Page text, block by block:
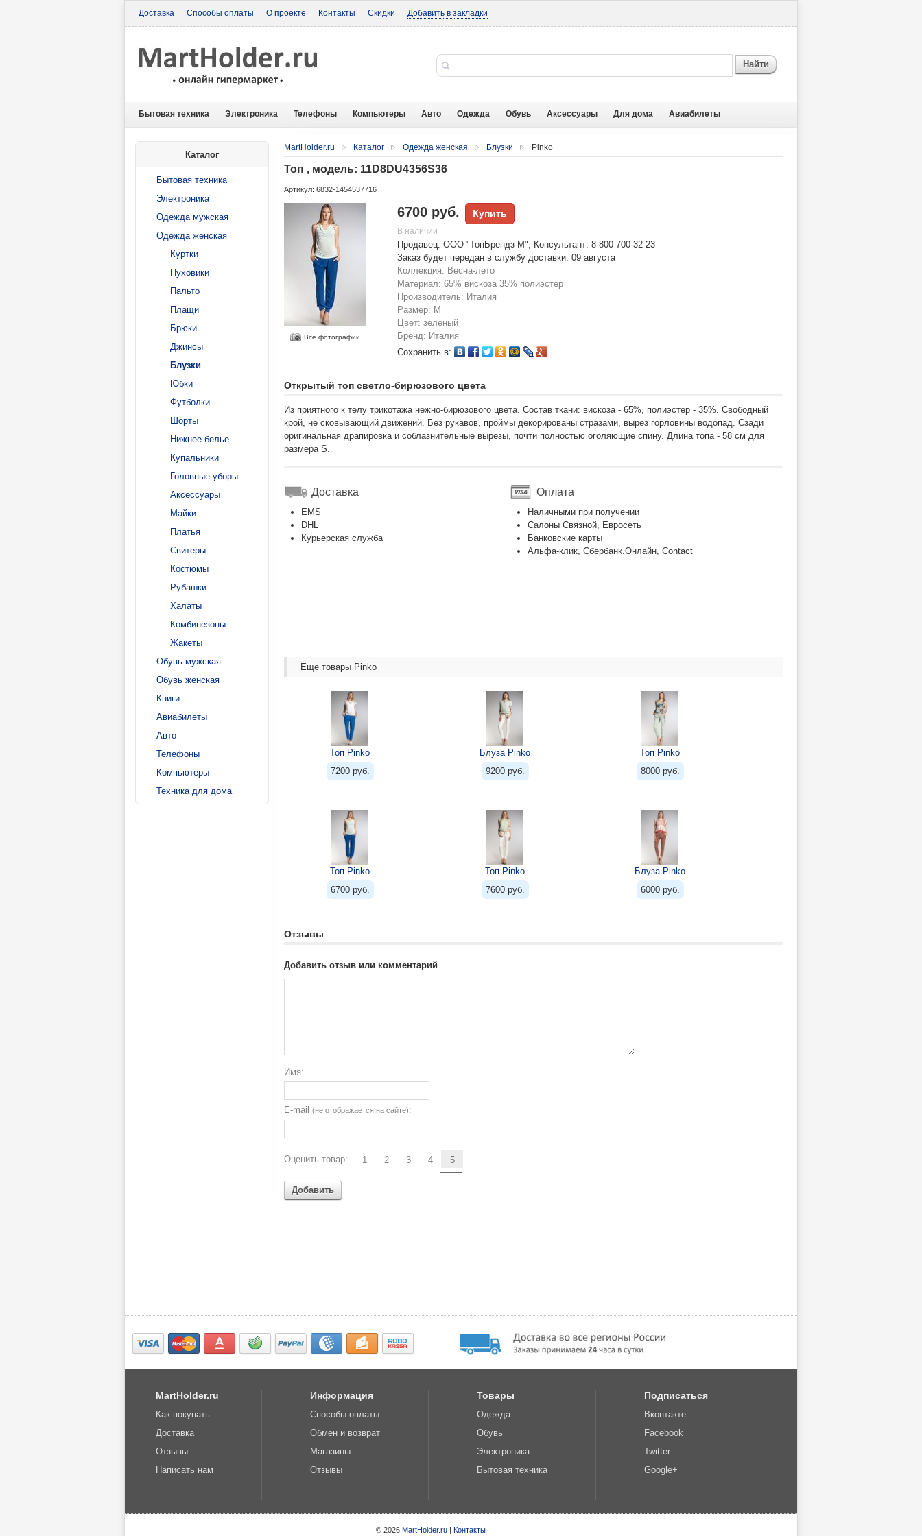
Доставка Способы оплаты О проекте Контакты Скидки Добавить в закладки
Найти
Бытовая техника Электроника Телефоны Компьютеры Авто Одежда Обувь Аксессуары Для дома Авиабилеты
MartHolder.ru Каталог Одежда женская Блузки Pinko
Топ , модель: 11D8DU4356S36
Артикул: 6832-1454537716
Все фотографии
6700 руб. Купить
В наличии
Продавец: ООО "ТопБрендз-М", Консультант: 8-800-700-32-23
Заказ будет передан в службу доставки: 09 августа
Коллекция: Весна-лето
Материал: 65% вискоза 35% полиэстер
Производитель: Италия
Размер: M
Цвет: зеленый
Бренд: Италия
Сохранить в:
Открытый топ светло-бирюзового цвета
Из приятного к телу трикотажа нежно-бирюзового цвета. Состав ткани: вискоза - 65%, полиэстер - 35%. Свободный
крой, не сковывающий движений. Без рукавов, проймы декорированы стразами, вырез горловины водопад. Сзади
оригинальная драпировка и соблазнительные вырезы, почти полностью оголяющие спину. Длина топа - 58 см для
размера S.
Доставка
EMS
DHL
Курьерская служба
Оплата
Наличными при получении
Салоны Связной, Евросеть
Банковские карты
Альфа-клик, Сбербанк.Онлайн, Contact
Еще товары Pinko
Топ Pinko
7200 руб.
Блуза Pinko
9200 руб.
Топ Pinko
8000 руб.
Топ Pinko
6700 руб.
Топ Pinko
7600 руб.
Блуза Pinko
6000 руб.
Отзывы
Добавить отзыв или комментарий
Имя:
E-mail (не отображается на сайте):
Оценить товар: 1 2 3 4 5
Добавить
Каталог
Бытовая техника
Электроника
Одежда мужская
Одежда женская
Куртки
Пуховики
Пальто
Плащи
Брюки
Джинсы
Блузки
Юбки
Футболки
Шорты
Нижнее белье
Купальники
Головные уборы
Аксессуары
Майки
Платья
Свитеры
Костюмы
Рубашки
Халаты
Комбинезоны
Жакеты
Обувь мужская
Обувь женская
Книги
Авиабилеты
Авто
Телефоны
Компьютеры
Техника для дома
MartHolder.ru
Как покупать
Доставка
Отзывы
Написать нам
Информация
Способы оплаты
Обмен и возврат
Магазины
Отзывы
Товары
Одежда
Обувь
Электроника
Бытовая техника
Подписаться
Вконтакте
Facebook
Twitter
Google+
© 2026 MartHolder.ru | Контакты